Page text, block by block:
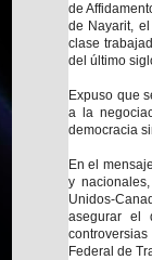
de
de Nayarit,
clase
del último
Expuso que
a la
democracia
En el
y
Unidos-
asegurar el
Federal de